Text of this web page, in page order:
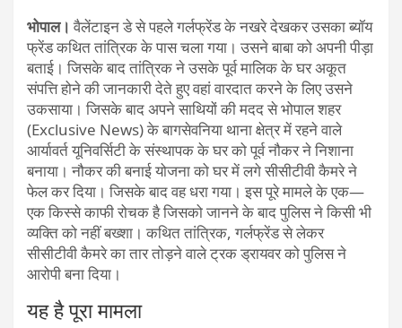
भोपाल। वैलेंटाइन डे से पहले गर्लफ्रेंड के नखरे देखकर उसका ब्यॉय
फ्रेंड कथित तांत्रिक के पास चला गया। उसने बाबा को अपनी पीड़ा
बताई। जिसके बाद तांत्रिक ने उसके पूर्व मालिक के घर अकूत
संपत्ति होने की जानकारी देते हुए वहां वारदात करने के लिए उसने
उकसाया। जिसके बाद अपने साथियों की मदद से भोपाल शहर
(Exclusive News) के बागसेवनिया थाना क्षेत्र में रहने वाले
आर्यावर्त यूनिवर्सिटी के संस्थापक के घर को पूर्व नौकर ने निशाना
बनाया। नौकर की बनाई योजना को घर में लगे सीसीटीवी कैमरे ने
फेल कर दिया। जिसके बाद वह धरा गया। इस पूरे मामले के एक—
एक किस्से काफी रोचक है जिसको जानने के बाद पुलिस ने किसी भी
व्यक्ति को नहीं बख्शा। कथित तांत्रिक, गर्लफ्रेंड से लेकर
सीसीटीवी कैमरे का तार तोड़ने वाले ट्रक ड्रायवर को पुलिस ने
आरोपी बना दिया।
यह है पूरा मामला